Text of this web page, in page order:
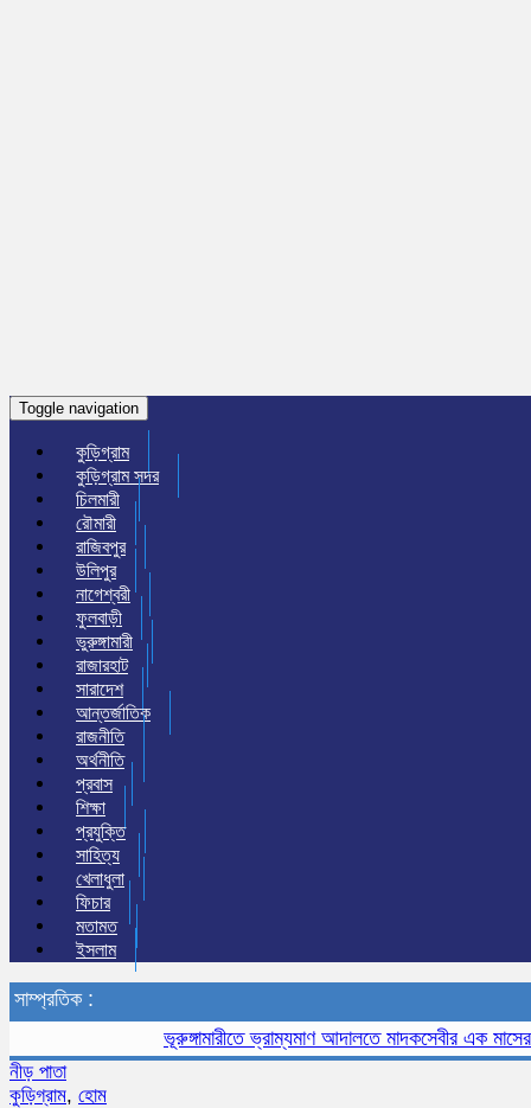
Toggle navigation
কুড়িগ্রাম
কুড়িগ্রাম সদর
চিলমারী
রৌমারী
রাজিবপুর
উলিপুর
নাগেশ্বরী
ফুলবাড়ী
ভুরুঙ্গামারী
রাজারহাট
সারাদেশ
আন্তর্জাতিক
রাজনীতি
অর্থনীতি
প্রবাস
শিক্ষা
প্রযুক্তি
সাহিত্য
খেলাধুলা
ফিচার
মতামত
ইসলাম
সাম্প্রতিক :
ভূরুঙ্গামারীতে ভ্রাম্যমাণ আদালতে মাদকসেবীর এক মাসের
নীড় পাতা
কুড়িগ্রাম, হোম